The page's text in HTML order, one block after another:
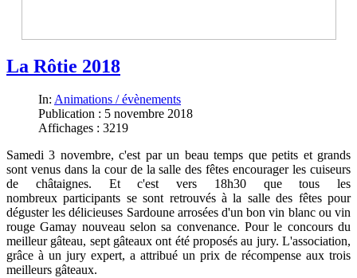
La Rôtie 2018
In: Animations / évènements
Publication : 5 novembre 2018
Affichages : 3219
Samedi 3 novembre, c'est par un beau temps que petits et grands
sont venus dans la cour de la salle des fêtes encourager les cuiseurs
de châtaignes. Et c'est vers 18h30 que tous les
nombreux participants se sont retrouvés à la salle des fêtes pour
déguster les délicieuses Sardoune arrosées d'un bon vin blanc ou vin
rouge Gamay nouveau selon sa convenance. Pour le concours du
meilleur gâteau, sept gâteaux ont été proposés au jury. L'association,
grâce à un jury expert, a attribué un prix de récompense aux trois
meilleurs gâteaux.